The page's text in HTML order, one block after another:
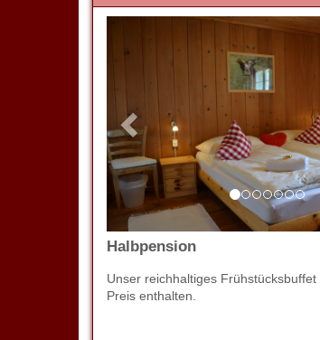
Halbpension
Unser reichhaltiges
Preis enthalten.